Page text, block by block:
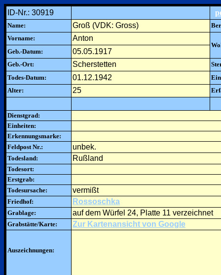
ID-Nr.: 30919
Name: Groß (VDK: Gross)
Vorname:
Anton
Geb.-Datum:
05.05.1917
Geb.-Ort: Scherstetten
Todes-Datum:
01.12.1942
Alter:
25
Dienstgrad:
Einheiten:
Erkennungsmarke:
Feldpost Nr.:
unbek.
Todesland: Rußland
Todesort:
Erstgrab:
Todesursache:
vermißt
Friedhof: Rossoschka
Grablage: auf dem Würfel 24, Platte 11 verzeichnet
Grabstätte/Karte: Zur Kartenansicht von Google
Auszeichnungen: